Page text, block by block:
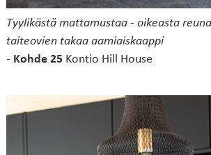
Tyylikästä mattamustaa - oikeasta
taiteovien takaa aamiaiskaappi
- Kohde 25Kontio Hill House